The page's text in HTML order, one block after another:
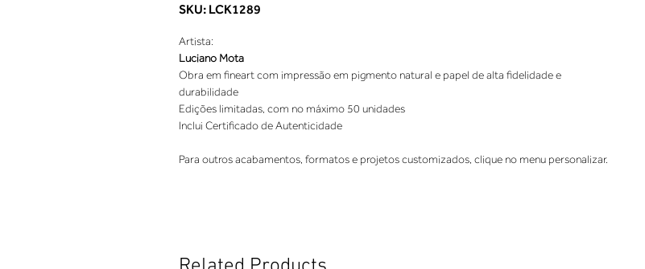
SKU: LCK1289
Artista:
Luciano Mota
Obra em fineart com impressão em pigmento natural e papel de alta fidelidade e
durabilidade
Edições limitadas, com no máximo 50 unidades
Inclui Certificado de Autenticidade
Para outros acabamentos, formatos e projetos customizados, clique no menu personalizar.